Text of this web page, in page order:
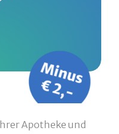
Apotheke und